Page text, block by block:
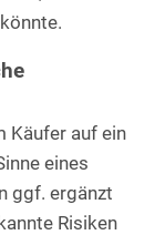
Käufer auf ein
eines
ggf. ergänzt
Risiken